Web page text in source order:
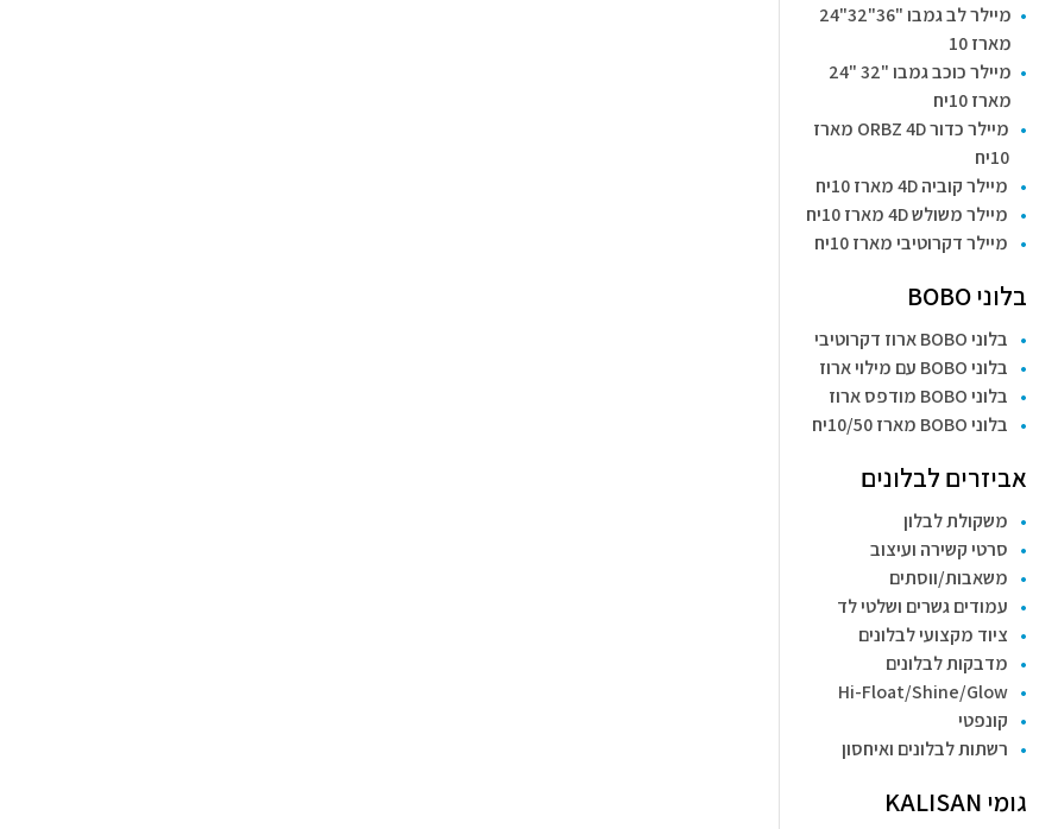
מיילר לב גמבו "36"32"24
מארז 10
מיילר כוכב גמבו "32 "24
מארז 10יח
מיילר כדור ORBZ 4D מארז
10יח
מיילר קוביה 4D מארז 10יח
מיילר משולש 4D מארז 10יח
מיילר דקרוטיבי מארז 10יח
בלוני BOBO
בלוני BOBO ארוז דקרוטיבי
בלוני BOBO עם מילוי ארוז
בלוני BOBO מודפס ארוז
בלוני BOBO מארז 10/50יח
אביזרים לבלונים
משקולת לבלון
סרטי קשירה ועיצוב
משאבות/ווסתים
עמודים גשרים ושלטי לד
ציוד מקצועי לבלונים
מדבקות לבלונים
Hi-Float/Shine/Glow
קונפטי
רשתות לבלונים ואיחסון
גומי KALISAN